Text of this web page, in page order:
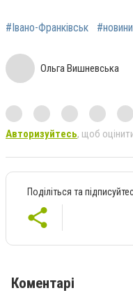
#Івано-Франківськ
Ольга Вишневська
Авторизуйтесь, щоб
Поділіться та
Коментарі